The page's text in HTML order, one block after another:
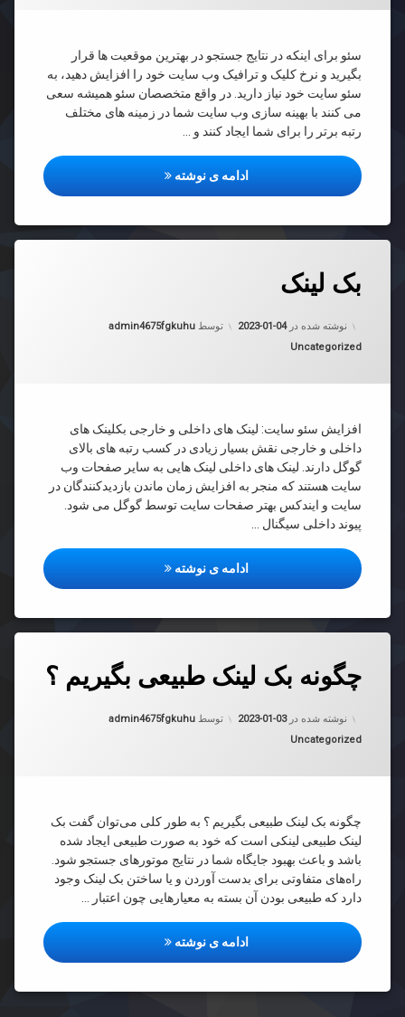
سئو برای اینکه در نتایج جستجو در بهترین موقعیت ها قرار
بگیرید و نرخ کلیک و ترافیک وب سایت خود را افزایش دهید، به
سئو سایت خود نیاز دارید. در واقع متخصصان سئو همیشه سعی
می کنند با بهینه سازی وب سایت شما در زمینه های مختلف
رتبه برتر را برای شما ایجاد کنند و …
ادامه ی نوشتهآموزش سئو رایگان
بک لینک
نوشته شده در2023-01-04
به روز شده در 2023-01-04
توسط admin4675fgkuhu
دسته بندی ها:
Uncategorized
افزایش سئو سایت: لینک های داخلی و خارجی بکلینک های
داخلی و خارجی نقش بسیار زیادی در کسب رتبه های بالای
گوگل دارند. لینک های داخلی لینک هایی به سایر صفحات وب
سایت هستند که منجر به افزایش زمان ماندن بازدیدکنندگان در
سایت و ایندکس بهتر صفحات سایت توسط گوگل می شود.
پیوند داخلی سیگنال …
ادامه ی نوشتهبک لینک
چگونه بک لینک طبیعی بگیریم ؟
نوشته شده در2023-01-03
به روز شده در 2023-01-03
توسط admin4675fgkuhu
دسته بندی ها:
Uncategorized
چگونه بک لینک طبیعی بگیریم ؟ به طور کلی می‌توان گفت بک
لینک طبیعی لینکی است که خود به صورت طبیعی ایجاد شده
باشد و باعث بهبود جایگاه شما در نتایج موتورهای جستجو شود.
راه‌های متفاوتی برای بدست آوردن و یا ساختن بک لینک وجود
دارد که طبیعی بودن آن بسته به معیارهایی چون اعتبار …
ادامه ی نوشتهچگونه بک لینک طبیعی بگیریم ؟